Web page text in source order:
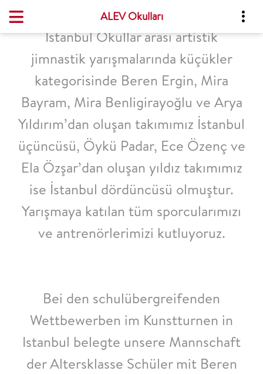
ALEV Okulları
İstanbul Okullar arası artistik
jimnastik yarışmalarında küçükler
kategorisinde Beren Ergin, Mira
Bayram, Mira Benligirayoğlu ve Arya
Yıldırım’dan oluşan takımımız İstanbul
üçüncüsü, Öykü Padar, Ece Özenç ve
Ela Özşar’dan oluşan yıldız takımımız
ise İstanbul dördüncüsü olmuştur.
Yarışmaya katılan tüm sporcularımızı
ve antrenörlerimizi kutluyoruz.
Bei den schulübergreifenden
Wettbewerben im Kunstturnen in
Istanbul belegte unsere Mannschaft
der Altersklasse Schüler mit Beren